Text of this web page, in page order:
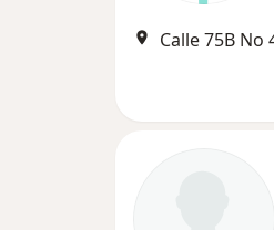
Calle 75B No